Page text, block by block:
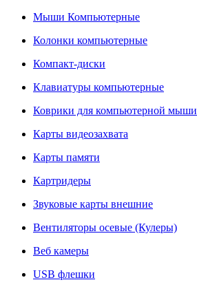
Мыши Компьютерные
Колонки компьютерные
Компакт-диски
Клавиатуры компьютерные
Коврики для компьютерной мыши
Карты видеозахвата
Карты памяти
Картридеры
Звуковые карты внешние
Вентиляторы осевые (Кулеры)
Веб камеры
USB флешки